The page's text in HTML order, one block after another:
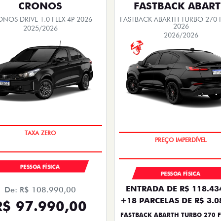
CRONOS
DRIVE 1.0 FLEX 4P 2026
2025/2026
COM USADO NA TROCA
PESSOA FÍSICA
De: R$ 108.990,00
97.990,00
FASTBACK
FASTBACK ABARTH TURBO 270
2026
2026/2026
TAXA ZERO
PESSOA FÍSICA
ENTRADA DE R$
+18 PARCELAS DE R$
FASTBACK ABARTH TURBO 270